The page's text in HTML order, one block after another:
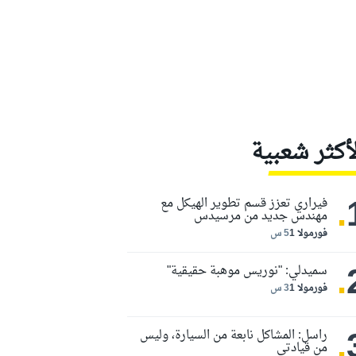
شعبية
. فورمولا 1 5 س
فيراري تعزز قسم تطوير الهيكل مع
مهندس جديد من مرسيدس
. فورمولا 1 3 س
سميدلي: "نوريس موهبة حقيقية"
راسل: المشاكل نابعة من السيارة، وليس
من قيادتي